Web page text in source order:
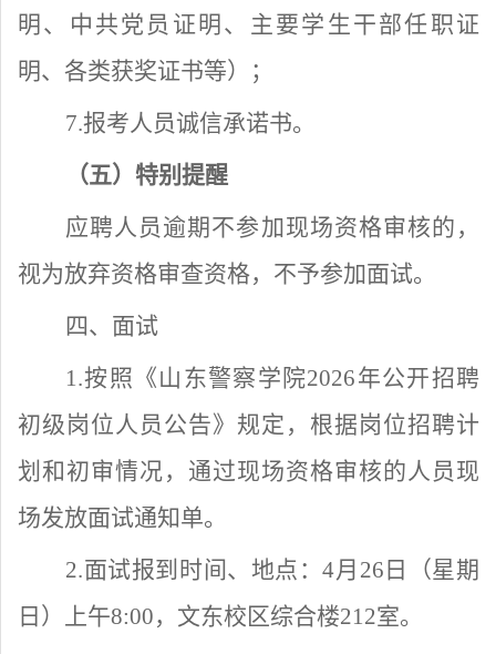
明、中共党员证明、主要学生干部任职证
明、各类获奖证书等）；
7.报考人员诚信承诺书。
（五）特别提醒
应聘人员逾期不参加现场资格审核的，
视为放弃资格审查资格，不予参加面试。
四、面试
1.按照《山东警察学院2026年公开招聘
初级岗位人员 公告》规定，根据岗位招聘计
划和初审情况，通过现场资格审核的人员现
场发放面试通知单。
2.面试报到时间、地点：4月 26 日 （星期
日 ）上午8:00，文东校区综合楼212室。